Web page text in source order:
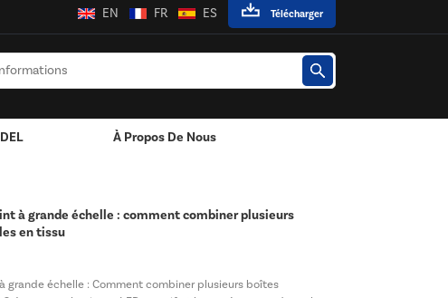
Télécharger
EN FR ES
À Propos De Nous
à grande échelle : comment combiner plusieurs
en tissu
grande échelle : Comment combiner plusieurs boîtes